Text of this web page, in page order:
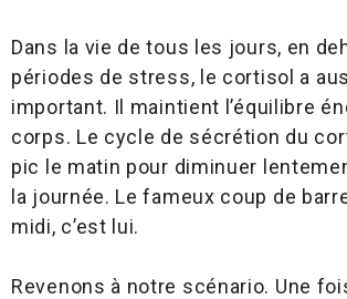
Dans la vie de tous les jours, en
périodes de stress, le cortisol a
important. Il maintient l’équilibre
corps. Le cycle de sécrétion du
pic le matin pour diminuer
la journée. Le fameux coup de
midi, c’est lui.
Revenons à notre scénario. Une